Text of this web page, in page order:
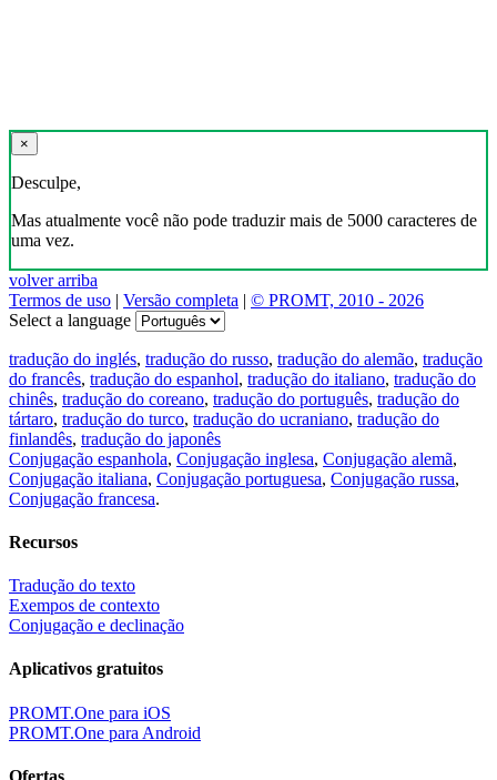
×
Desculpe,
Mas atualmente você não pode traduzir mais de 5000 caracteres de
uma vez.
volver arriba
Termos de uso | Versão completa | © PROMT, 2010 - 2026
Select a language
tradução do inglés, tradução do russo, tradução do alemão, tradução
do francês, tradução do espanhol, tradução do italiano, tradução do
chinês, tradução do coreano, tradução do português, tradução do
tártaro, tradução do turco, tradução do ucraniano, tradução do
finlandês, tradução do japonês
Conjugação espanhola, Conjugação inglesa, Conjugação alemã,
Conjugação italiana, Conjugação portuguesa, Conjugação russa,
Conjugação francesa.
Recursos
Tradução do texto
Exempos de contexto
Conjugação e declinação
Aplicativos gratuitos
PROMT.One para iOS
PROMT.One para Android
Ofertas